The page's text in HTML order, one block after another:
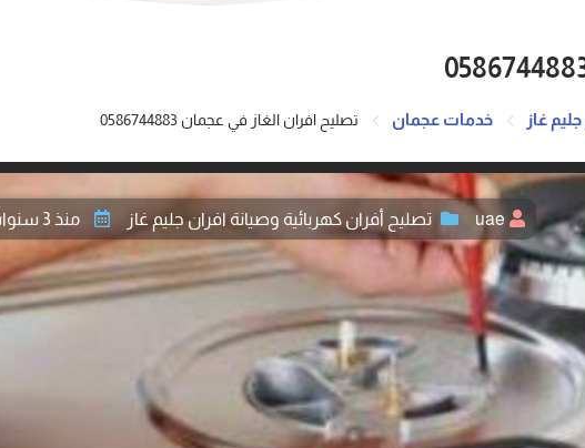
غاز خدمات عجمان تصليح افران الغاز في عجمان 0586744883
uae تصليح أفران كهربائية وصيانة افران جليم غاز منذ 3 سنوات